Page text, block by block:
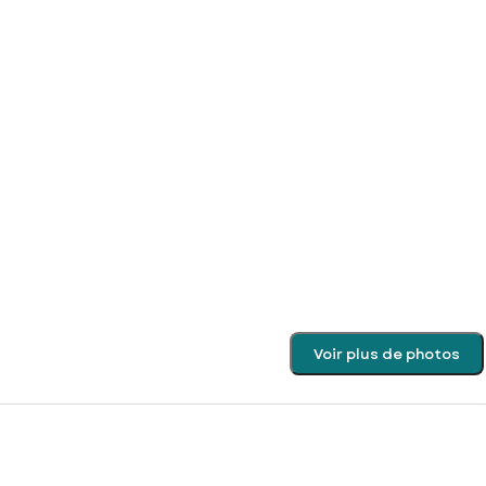
Voir plus de photos